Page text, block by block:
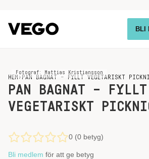
BLI
HEM › PAN BAGNAT – FYLLT VEGETARISKT
Fotograf: Mattias Kristiansson
PAN BAGNAT – FYLLT
VEGETARISKT
0 (0 betyg)
Bli medlem för att ge betyg